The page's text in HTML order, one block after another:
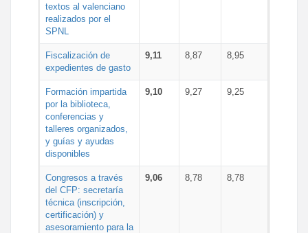
textos al valenciano
realizados por el
SPNL
Fiscalización de
expedientes de gasto
9,11 8,87 8,95
Formación impartida
por la biblioteca,
conferencias y
talleres organizados,
y guías y ayudas
disponibles
9,10 9,27 9,25
Congresos a través
del CFP: secretaría
técnica (inscripción,
certificación) y
asesoramiento para la
9,06 8,78 8,78